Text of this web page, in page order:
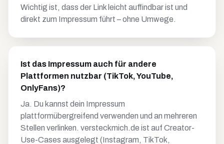
Wichtig ist, dass der Link leicht auffindbar ist und
direkt zum Impressum führt – ohne Umwege.
Ist das Impressum auch für andere
Plattformen nutzbar (TikTok, YouTube,
OnlyFans)?
Ja. Du kannst dein Impressum
plattformübergreifend verwenden und an mehreren
Stellen verlinken. versteckmich.de ist auf Creator-
Use-Cases ausgelegt (Instagram, TikTok,